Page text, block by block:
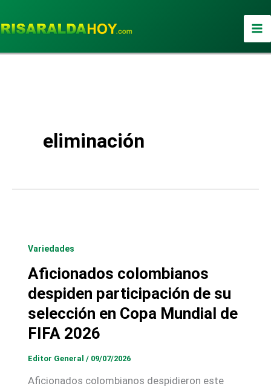
al
contenido
eliminación
Variedades
Aficionados colombianos
despiden participación de su
selección en Copa Mundial de
FIFA 2026
Editor General / 09/07/2026
Aficionados colombianos despidieron este